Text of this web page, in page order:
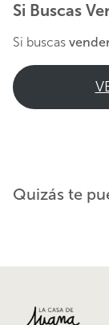
Si Buscas
Si buscas
Quizás te